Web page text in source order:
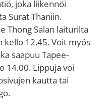
joka liikennöi
Surat Thaniin.
Thong Salan laiturilta
kello 12.45. Voit myös
saapuu Tapee-
14.00. Lippuja voi
kautta tai